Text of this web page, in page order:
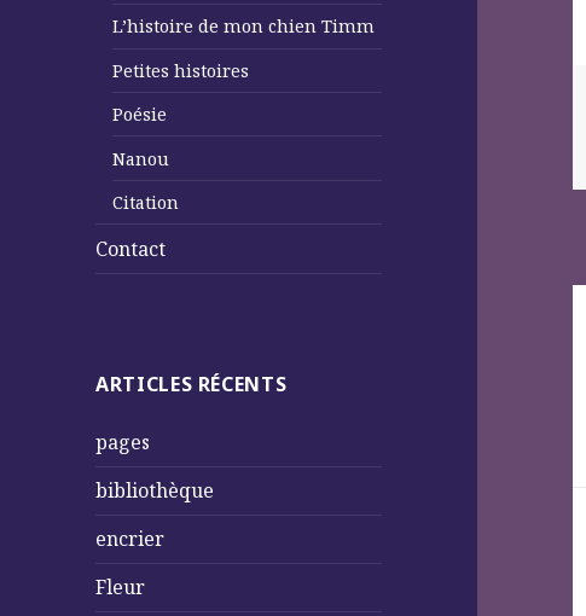
L’histoire de mon chien Timm
Petites histoires
Poésie
Nanou
Citation
Contact
ARTICLES RÉCENTS
pages
bibliothèque
encrier
Fleur